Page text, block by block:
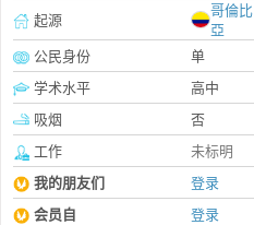
起源
哥倫比
亞
公民身份
单
学术水平
高中
吸烟
否
工作
未标明
我的朋友们
登录
会员自
登录